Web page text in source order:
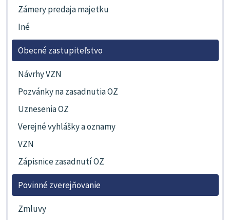
Zámery predaja majetku
Iné
Obecné zastupiteľstvo
Návrhy VZN
Pozvánky na zasadnutia OZ
Uznesenia OZ
Verejné vyhlášky a oznamy
VZN
Zápisnice zasadnutí OZ
Povinné zverejňovanie
Zmluvy